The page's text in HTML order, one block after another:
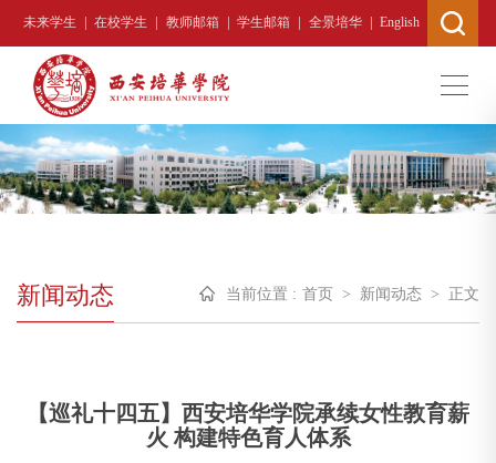
未来学生 | 在校学生 | 教师邮箱 | 学生邮箱 | 全景培华 | English
新闻动态 当前位置 : 首页 > 新闻动态 > 正文
【巡礼十四五】西安培华学院承续女性教育薪
火 构建特色育人体系